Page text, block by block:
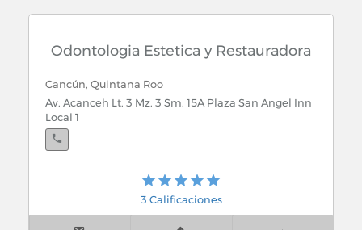
Chetumal, Quintana Roo
Sucursal Centro: Av. Juarez No. 95 Planta Baja, entre
Chetumal, Quintana Roo
Av. Territorio Federal y Tomas Aznar, Multiplaza.
Odontologia Estetica y Restauradora
Cancún, Quintana Roo
Av. Acanceh Lt. 3 Mz. 3 Sm. 15A Plaza San Angel Inn
Local 1
3 Calificaciones